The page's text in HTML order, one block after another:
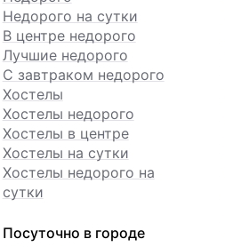
Недорого на сутки
В центре недорого
Лучшие недорого
С завтраком недорого
Хостелы
Хостелы недорого
Хостелы в центре
Хостелы на сутки
Хостелы недорого на
сутки
Посуточно в городе